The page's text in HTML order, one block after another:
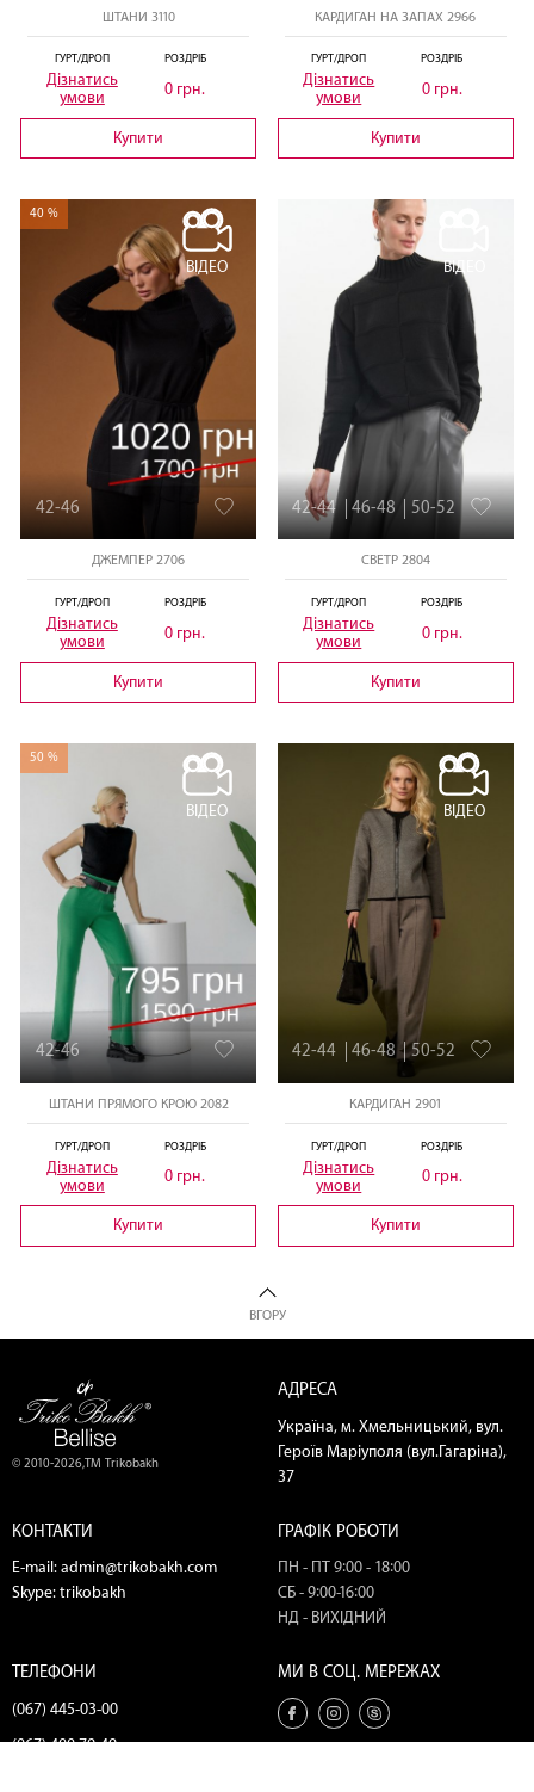
ШТАНИ 3110
ГУРТ/ДРОП
Дізнатись
умови
РОЗДРІБ
0 грн.
Купити
КАРДИГАН НА ЗАПАХ 2966
ГУРТ/ДРОП
Дізнатись
умови
РОЗДРІБ
0 грн.
Купити
40 %
ВІДЕО
42-46
ДЖЕМПЕР 2706
ГУРТ/ДРОП
Дізнатись
умови
РОЗДРІБ
0 грн.
Купити
ВІДЕО
42-44 46-48 50-52
СВЕТР 2804
ГУРТ/ДРОП
Дізнатись
умови
РОЗДРІБ
0 грн.
Купити
50 %
ВІДЕО
42-46
ШТАНИ ПРЯМОГО КРОЮ 2082
ГУРТ/ДРОП
Дізнатись
умови
РОЗДРІБ
0 грн.
Купити
ВІДЕО
42-44 46-48 50-52
КАРДИГАН 2901
ГУРТ/ДРОП
Дізнатись
умови
РОЗДРІБ
0 грн.
Купити
ВГОРУ
© 2010-2026,ТМ Trikobakh
АДРЕСА
Україна, м. Хмельницький, вул.
Героїв Маріуполя (вул.Гагаріна),
37
КОНТАКТИ
E-mail: admin@trikobakh.com
Skype: trikobakh
ГРАФІК РОБОТИ
ПН - ПТ 9:00 - 18:00
СБ - 9:00-16:00
НД - ВИХІДНИЙ
ТЕЛЕФОНИ
(067) 445-03-00
(067) 400-79-49
МИ В СОЦ. МЕРЕЖАХ